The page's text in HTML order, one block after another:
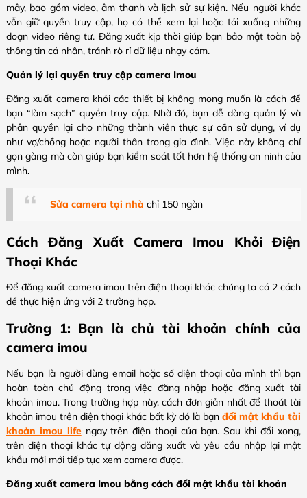
mây, bao gồm video, âm thanh và lịch sử sự kiện. Nếu người khác
vẫn giữ quyền truy cập, họ có thể xem lại hoặc tải xuống những
đoạn video riêng tư. Đăng xuất kịp thời giúp bạn bảo mật toàn bộ
thông tin cá nhân, tránh rò rỉ dữ liệu nhạy cảm.
Quản lý lại quyền truy cập camera Imou
Đăng xuất camera khỏi các thiết bị không mong muốn là cách để
bạn “làm sạch” quyền truy cập. Nhờ đó, bạn dễ dàng quản lý và
phân quyền lại cho những thành viên thực sự cần sử dụng, ví dụ
như vợ/chồng hoặc người thân trong gia đình. Việc này không chỉ
gọn gàng mà còn giúp bạn kiểm soát tốt hơn hệ thống an ninh của
mình.
Sửa camera tại nhà chỉ 150 ngàn
Cách Đăng Xuất Camera Imou Khỏi Điện
Thoại Khác
Để đăng xuất camera imou trên điện thoại khác chúng ta có 2 cách
để thực hiện ứng với 2 trường hợp.
Trường 1: Bạn là chủ tài khoản chính của
camera imou
Nếu bạn là người dùng email hoặc số điện thoại của mình thì bạn
hoàn toàn chủ động trong việc đăng nhập hoặc đăng xuất tài
khoản imou. Trong trường hợp này, cách đơn giản nhất để thoát tài
khoản imou trên điện thoại khác bất kỳ đó là bạn đổi mật khẩu tài
khoản imou lifengay trên điện thoại của bạn. Sau khi đổi xong,
trên điện thoại khác tự động đăng xuất và yêu cầu nhập lại mật
khẩu mới mới tiếp tục xem camera được.
Đăng xuất camera Imou bằng cách đổi mật khẩu tài khoản